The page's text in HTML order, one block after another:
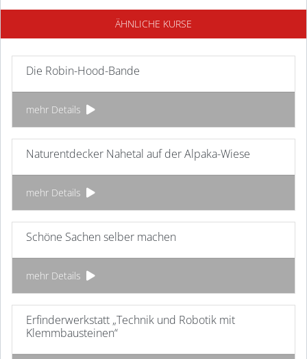
ÄHNLICHE KURSE
Die Robin-Hood-Bande
mehr Details
Naturentdecker Nahetal auf der Alpaka-Wiese
mehr Details
Schöne Sachen selber machen
mehr Details
Erfinderwerkstatt „Technik und Robotik mit
Klemmbausteinen“